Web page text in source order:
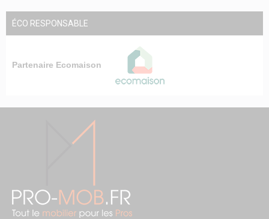
ÉCO RESPONSABLE
Partenaire Ecomaison